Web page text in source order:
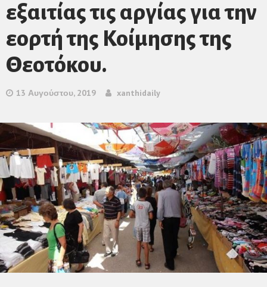
εξαιτίας τις αργίας για την
εορτή της Κοίμησης της
Θεοτόκου.
13 Αυγούστου, 2019 xanthidaily